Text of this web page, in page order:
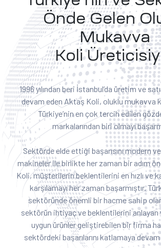
Önde Gelen
Mukavva
Koli
1996 yılından beri İstanbul’da üretim ve
devam eden Aktaş Koli, oluklu mukavva
Türkiye’nin en çok tercih edilen
markalarından biri olmayı
Sektörde elde ettiği başarısını modern
makineler ile birlikte her zaman bir adım
Koli, müşterilerin beklentilerini en hızlı ve
karşılamayı her zaman başarmıştır.
sektöründe önemli bir hacme sahip
sektörün ihtiyaç ve beklentilerini anlayan
uygun ürünler geliştirebilen bir firma
sektördeki başarılarını katlamaya